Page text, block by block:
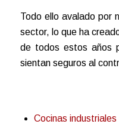
Todo ello avalado por
sector, lo que ha
de todos estos años
sientan seguros al
Cocinas industriales